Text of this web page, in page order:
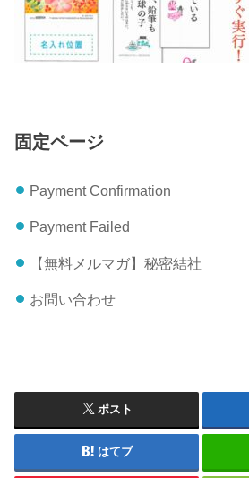
固定ページ
Payment Confirmation
Payment Failed
【無料メルマガ】秘密結社
お問い合わせ
ポスト
はてブ